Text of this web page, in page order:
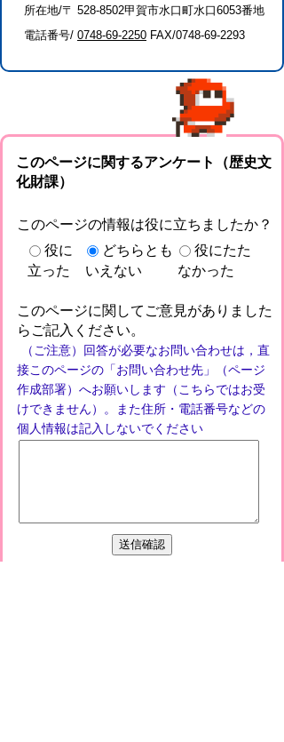
所在地/〒 528-8502甲賀市水口町水口6053番地
電話番号/ 0748-69-2250 FAX/0748-69-2293
このページに関するアンケート（歴史文
化財課）
このページの情報は役に立ちましたか？
役に
立った
どちらとも
いえない
役にたた
なかった
このページに関してご意見がありました
らご記入ください。
（ご注意）回答が必要なお問い合わせは，直
接このページの「お問い合わせ先」（ページ
作成部署）へお願いします（こちらではお受
けできません）。また住所・電話番号などの
個人情報は記入しないでください